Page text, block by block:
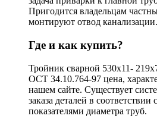
Пригодится владельцам
монтируют отвод канализации.
Где и как купить?
Тройник сварной 530х11-
ОСТ 34.10.764-97 цена,
нашем сайте. Существует
заказа деталей в соответствии
показателями диаметра труб.